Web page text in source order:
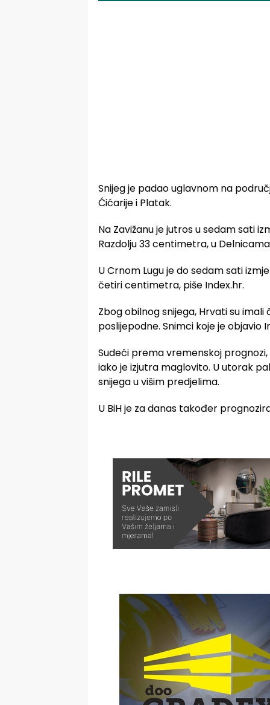
Snijeg je padao uglavnom na
Ćićarije i Platak.
Na Zavižanu je jutros u sedam sati
Razdolju 33 centimetra, u
U Crnom Lugu je do sedam sati
četiri centimetra, piše Index.hr.
Zbog obilnog snijega, Hrvati su
poslijepodne. Snimci koje je objavio
Sudeći prema vremenskoj
iako je izjutra maglovito. U utorak
snijega u višim predjelima.
U BiH je za danas također